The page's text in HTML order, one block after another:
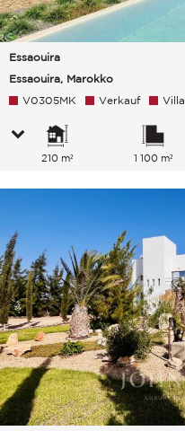
Essaouira
Essaouira, Marokko
V0305MK Verkauf Villa
210 m² 1 100 m²